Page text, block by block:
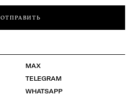
ОТПРАВИТЬ
MAX
TELEGRAM
WHATSAPP